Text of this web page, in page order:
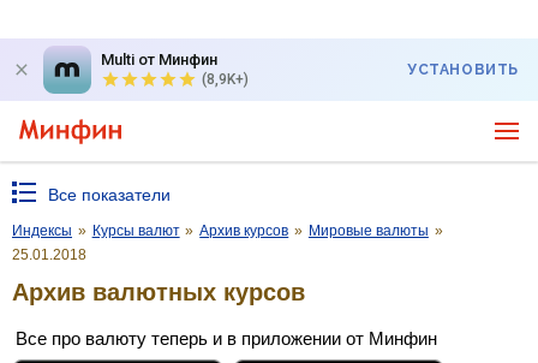
Multi от Минфин
(8,9K+)
УСТАНОВИТЬ
Все показатели
Индексы » Курсы валют » Архив курсов » Мировые валюты »
25.01.2018
Архив валютных курсов
Все про валюту теперь и в приложении от Минфин